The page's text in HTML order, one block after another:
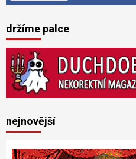
držíme palce
nejnovější